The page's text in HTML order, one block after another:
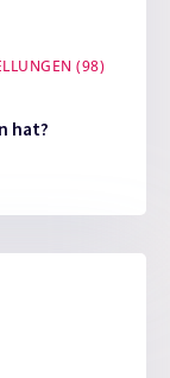
(98)
hat?